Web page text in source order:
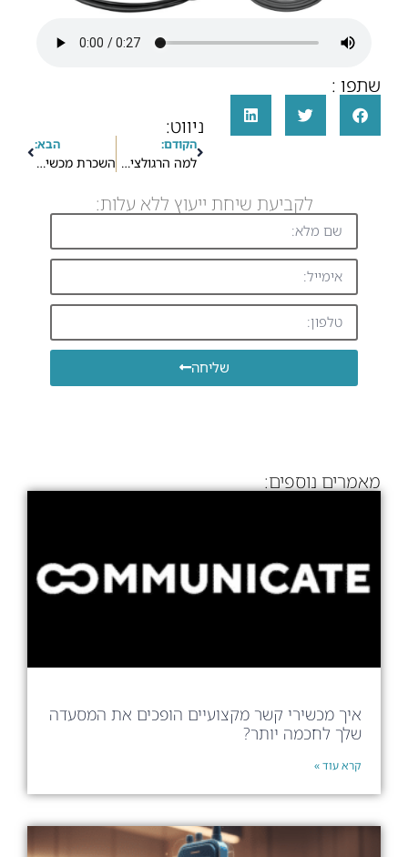
שתפו :
ניווט:
הקודם:
למה הרגולציה במכשירי קשר כל כך מחמירה?
הבא:
השכרת מכשירי קשר – הפתרון הגמיש והמשתלם לעסקים ואירועים
לקביעת שיחת ייעוץ ללא עלות:
שליחה
מאמרים נוספים:
איך מכשירי קשר מקצועיים הופכים את המסעדה
שלך לחכמה יותר?
קרא עוד »